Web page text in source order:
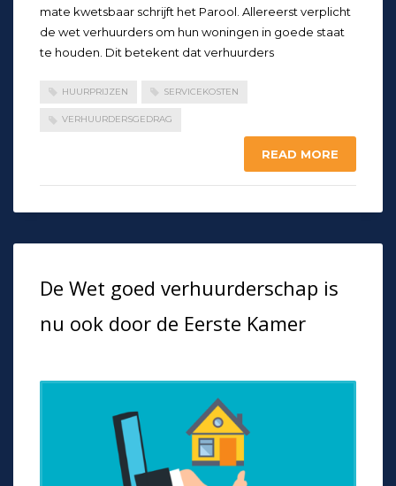
mate kwetsbaar schrijft het Parool. Allereerst verplicht
de wet verhuurders om hun woningen in goede staat
te houden. Dit betekent dat verhuurders
HUURPRIJZEN SERVICEKOSTEN
VERHUURDERSGEDRAG
READ MORE
De Wet goed verhuurderschap is
nu ook door de Eerste Kamer